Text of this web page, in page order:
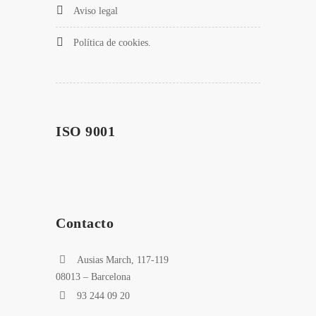
Aviso legal
Política de cookies.
ISO 9001
Contacto
Ausias March, 117-119
08013 – Barcelona
93 244 09 20